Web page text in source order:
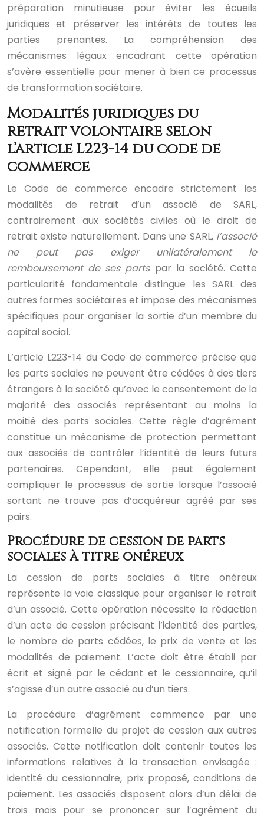
préparation minutieuse pour éviter les écueils
juridiques et préserver les intérêts de toutes les
parties prenantes. La compréhension des
mécanismes légaux encadrant cette opération
s’avère essentielle pour mener à bien ce processus
de transformation sociétaire.
Modalités juridiques du
retrait volontaire selon
l’article L223-14 du code de
commerce
Le Code de commerce encadre strictement les
modalités de retrait d’un associé de SARL,
contrairement aux sociétés civiles où le droit de
retrait existe naturellement. Dans une SARL, l’associé
ne peut pas exiger unilatéralement le
remboursement de ses parts par la société. Cette
particularité fondamentale distingue les SARL des
autres formes sociétaires et impose des mécanismes
spécifiques pour organiser la sortie d’un membre du
capital social.
L’article L223-14 du Code de commerce précise que
les parts sociales ne peuvent être cédées à des tiers
étrangers à la société qu’avec le consentement de la
majorité des associés représentant au moins la
moitié des parts sociales. Cette règle d’agrément
constitue un mécanisme de protection permettant
aux associés de contrôler l’identité de leurs futurs
partenaires. Cependant, elle peut également
compliquer le processus de sortie lorsque l’associé
sortant ne trouve pas d’acquéreur agréé par ses
pairs.
Procédure de cession de parts
sociales à titre onéreux
La cession de parts sociales à titre onéreux
représente la voie classique pour organiser le retrait
d’un associé. Cette opération nécessite la rédaction
d’un acte de cession précisant l’identité des parties,
le nombre de parts cédées, le prix de vente et les
modalités de paiement. L’acte doit être établi par
écrit et signé par le cédant et le cessionnaire, qu’il
s’agisse d’un autre associé ou d’un tiers.
La procédure d’agrément commence par une
notification formelle du projet de cession aux autres
associés. Cette notification doit contenir toutes les
informations relatives à la transaction envisagée :
identité du cessionnaire, prix proposé, conditions de
paiement. Les associés disposent alors d’un délai de
trois mois pour se prononcer sur l’agrément du